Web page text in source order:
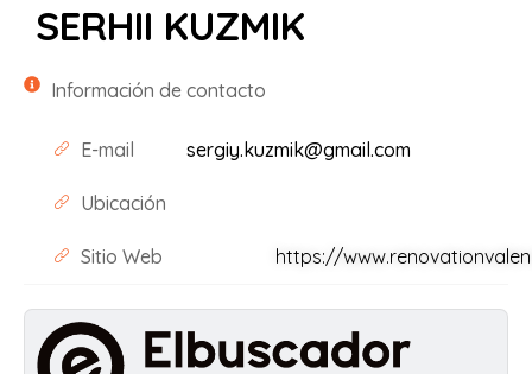
SERHII KUZMIK
Información de contacto
E-mail sergiy.kuzmik@gmail.com
Ubicación
Sitio Web https://